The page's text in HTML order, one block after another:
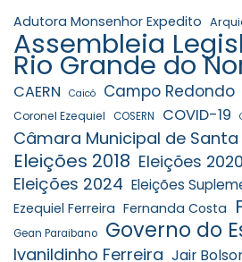
Adutora Monsenhor Expedito
Assembleia
Rio Grande do
CAERN Caicó Campo Redondo
Coronel Ezequiel COSERN COVID-19
Câmara Municipal de Santa
Eleições 2018 Eleições 2020
Eleições 2024 Eleições
Ezequiel Ferreira Fernanda Costa
Gean Paraibano Governo do
Ivanildinho Ferreira Jair